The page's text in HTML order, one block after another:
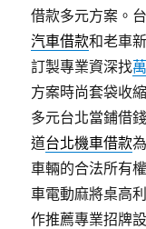
借款多元方案。
汽車借款和老車
訂製專業資深找
方案時尚套袋收
多元台北當鋪借
道台北機車借款
車輛的合法所有
車電動麻將桌高
作推薦專業招牌